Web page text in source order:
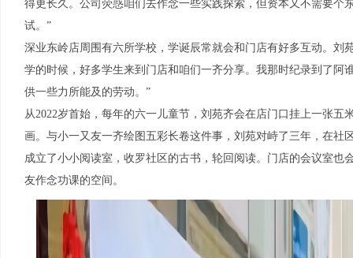
得更长久。公司荧惑咱们去作念一些实践探索，但资本又不需要个
试。”
深业东岭店周围有六所学校，学诞辰常就会和门店有好多互动。刘
学的时候，好多学生来到门店和咱们一齐分享。我那时纪录到了阿
供一些力所能及的劳动。”
从2022岁首始，每年的六一儿童节，刘苑齐会在店门口挂上一张
画。与小一又友一齐绘图五彩长卷这件事，刘苑对峙了三年，在社
成立了小小阅读室，收罗社区的古书，轮回阅读。门店的会议室也
友作念功课的空间。